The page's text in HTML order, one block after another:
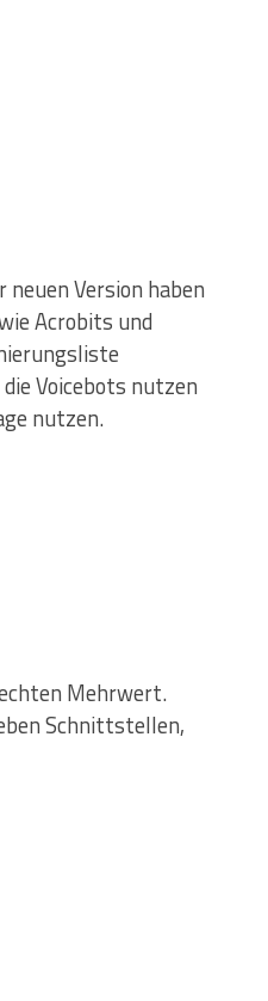
Version haben
Acrobits und
Voicebots nutzen
nutzen.
Mehrwert.
Schnittstellen,